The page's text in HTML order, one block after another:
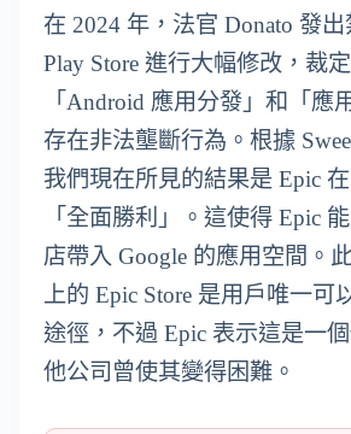
在 2024 年，法官 Donato 發
Play Store 進行大幅修改，裁
「Android 應用分發」和「應
存在非法壟斷行為。根據
我們現在所見的結果是 Epic
「全面勝利」。這使得 Epic
店帶入 Google 的應用空間。
上的 Epic Store 是用戶唯一可
途徑，不過 Epic 表示這是一
他公司曾使其變得困難。